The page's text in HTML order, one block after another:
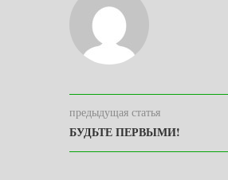
предыдущая статья
БУДЬТЕ ПЕРВЫМИ!